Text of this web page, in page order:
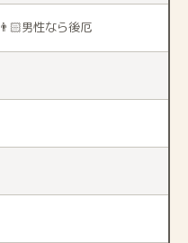
👨🏻男性なら後厄